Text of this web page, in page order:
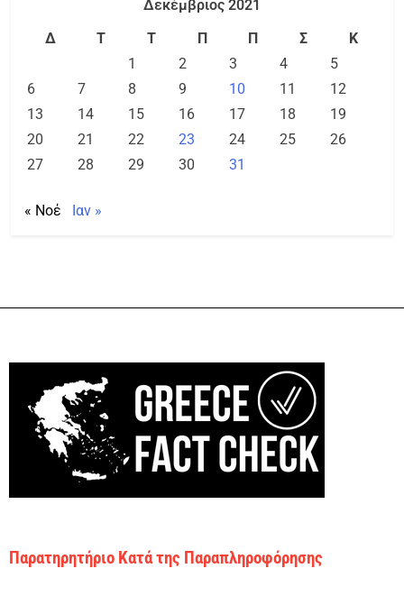
Δεκέμβριος 2021
Δ
Τ Τ Π Π Σ
Κ
1
2 3 4
5
6
7 8 9 10 11
12
13
14 15 16 17 18
19
20
21 22 23 24 25
26
27
28 29 30 31
« Νοέ Ιαν »
Παρατηρητήριο Κατά της Παραπληροφόρησης